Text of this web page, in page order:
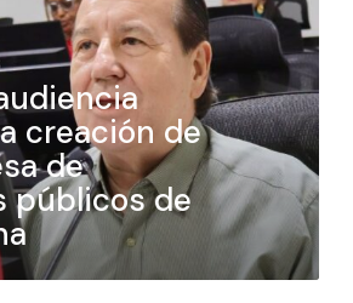
creación de
de
públicos de